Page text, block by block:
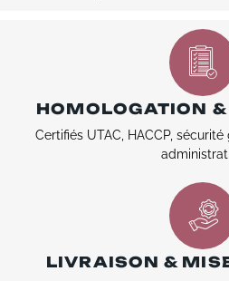
HOMOLOGATION
Certifiés UTAC, HACCP,
LIVRAISON &